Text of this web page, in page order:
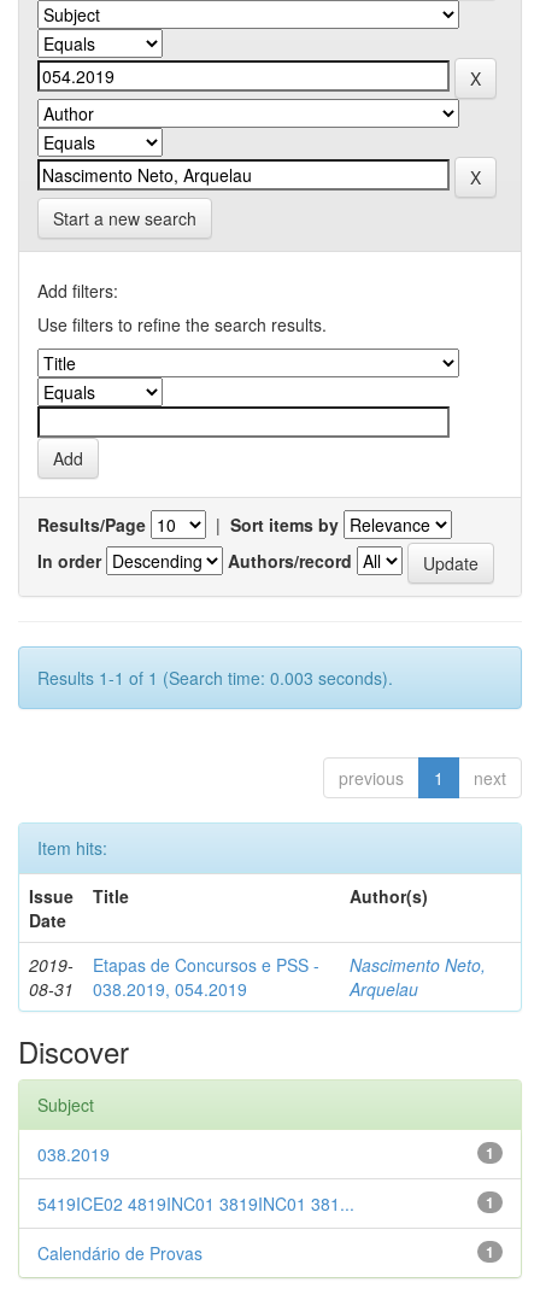
Start a new search
Add filters:
Use filters to refine the search results.
Results/Page | Sort items by
In order
Authors/record
Results 1-1 of 1 (Search time: 0.003 seconds).
previous 1 next
Item hits:
Issue
Date
Title Author(s)
2019-
08-31
Etapas de Concursos e PSS -
038.2019, 054.2019
Nascimento Neto,
Arquelau
Discover
Subject
1
038.2019
1
5419ICE02 4819INC01 3819INC01 381...
1
Calendário de Provas